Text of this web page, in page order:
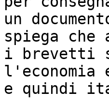
un
spiega che
i brevetti
l'economia
e quindi